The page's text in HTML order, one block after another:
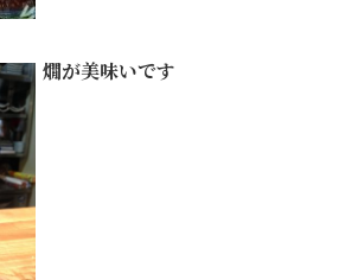
燗が美味いです